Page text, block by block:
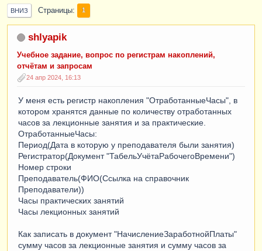
ВНИЗ Страницы 1
shlyapik
Учебное задание, вопрос по регистрам накоплений,
отчётам и запросам
24 апр 2024, 16:13
У меня есть регистр накопления "ОтработанныеЧасы", в
котором хранятся данные по количеству отработанных
часов за лекционные занятия и за практические.
ОтработанныеЧасы:
Период(Дата в которую у преподавателя были занятия)
Регистратор(Документ "ТабельУчётаРабочегоВремени")
Номер строки
Преподаватель(ФИО(Ссылка на справочник
Преподаватели))
Часы практических занятий
Часы лекционных занятий
Как записать в документ "НачислениеЗаработнойПлаты"
сумму часов за лекционные занятия и сумму часов за